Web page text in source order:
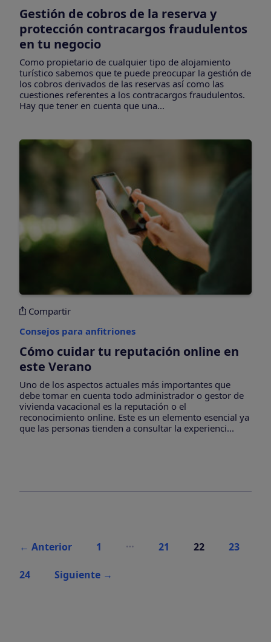
Gestión de cobros de la reserva y
protección contracargos fraudulentos
en tu negocio
Como propietario de cualquier tipo de alojamiento
turístico sabemos que te puede preocupar la gestión de
los cobros derivados de las reservas así como las
cuestiones referentes a los contracargos fraudulentos.
Hay que tener en cuenta que una...
Compartir
Consejos para anfitriones
Cómo cuidar tu reputación online en
este Verano
Uno de los aspectos actuales más importantes que
debe tomar en cuenta todo administrador o gestor de
vivienda vacacional es la reputación o el
reconocimiento online. Este es un elemento esencial ya
que las personas tienden a consultar la experienci...
de
entradas
← Anterior 1 … 21 22 23
24 Siguiente →